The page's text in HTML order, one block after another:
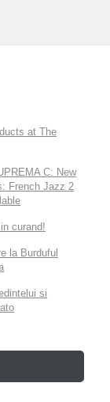
at The
C: New
French Jazz 2
curand!
la Burduful
si